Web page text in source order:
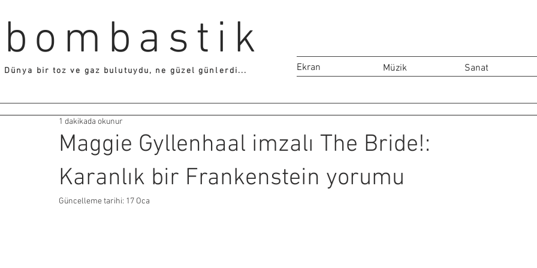
bombastik
Dünya bir toz ve gaz bulutuydu, ne güzel günlerdi... Ekran Müzik Sanat
Maggie Gyllenhaal imzalı The Bride!:
Karanlık bir Frankenstein yorumu
1 dakikada okunur
Güncelleme tarihi: 17 Oca